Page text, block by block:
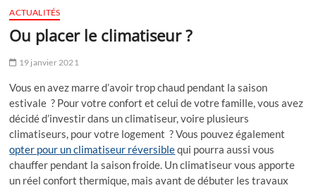
ACTUALITÉS
Ou placer le climatiseur ?
19 janvier 2021
Vous en avez marre d’avoir trop chaud pendant la saison
estivale ? Pour votre confort et celui de votre famille, vous avez
décidé d’investir dans un climatiseur, voire plusieurs
climatiseurs, pour votre logement ? Vous pouvez également
opter pour un climatiseur réversiblequi pourra aussi vous
chauffer pendant la saison froide. Un climatiseur vous apporte
un réel confort thermique, mais avant de débuter les travaux